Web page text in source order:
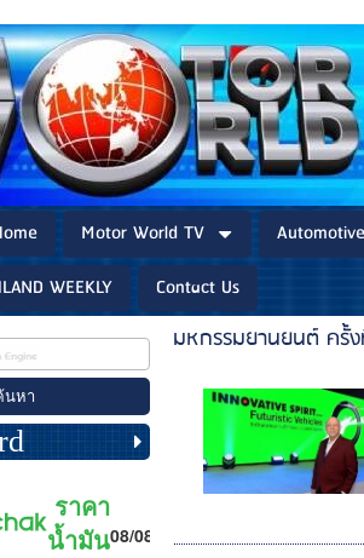
Motor World TV
WEEKLY
Contact Us
มหกรรมยานยนต์ ครั้